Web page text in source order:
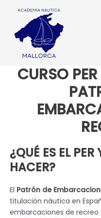
contenido
CURSO
¿QUÉ ES EL
HACER?
El Patrón de
titulación náutica en
embarcaciones de recreo